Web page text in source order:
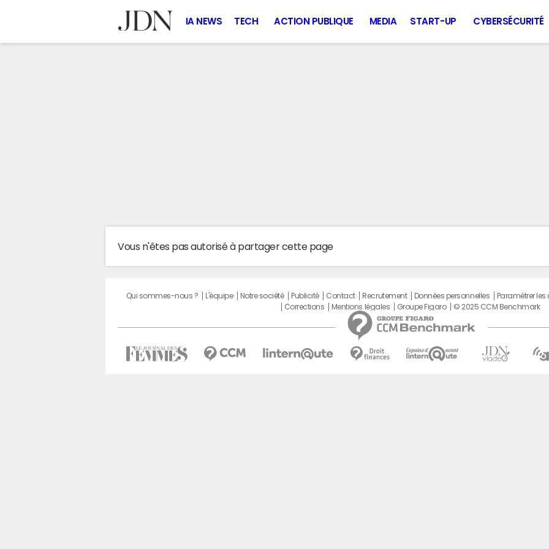
IA NEWS TECH ACTION PUBLIQUE MEDIA START-UP CYBERSÉCURITÉ
Vous n'êtes pas autorisé à partager cette page
Qui sommes-nous ? L'équipe Notre société Publicité Contact Recrutement Données personnelles Paramétrer les
Corrections
Mentions légales Groupe Figaro © 2025 CCM Benchmark